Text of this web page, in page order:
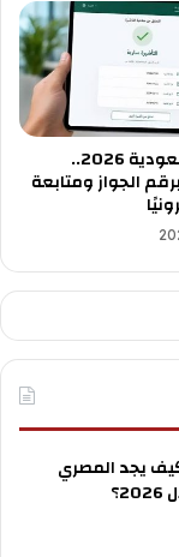
تأشيرة السعودية 2026..
الجواز ومتابعة
يجد المصري